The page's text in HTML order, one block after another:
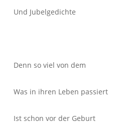
Und Jubelgedichte
Denn so viel von dem
Was in ihren Leben passiert
Ist schon vor der Geburt